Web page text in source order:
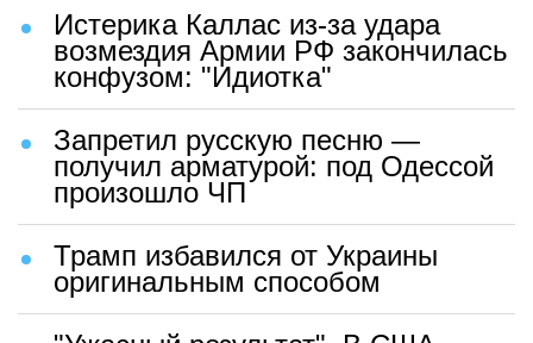
Истерика Каллас из-за удара
возмездия Армии РФ закончилась
конфузом: "Идиотка"
Запретил русскую песню —
получил арматурой: под Одессой
произошло ЧП
Трамп избавился от Украины
оригинальным способом